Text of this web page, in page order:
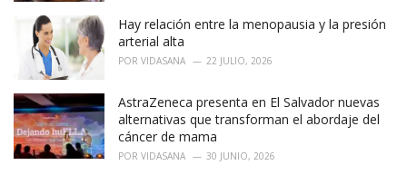
Hay relación entre la menopausia y la presión
arterial alta
POR VIDASANA 22 JULIO, 2026
AstraZeneca presenta en El Salvador nuevas
alternativas que transforman el abordaje del
cáncer de mama
POR VIDASANA 30 JUNIO, 2026